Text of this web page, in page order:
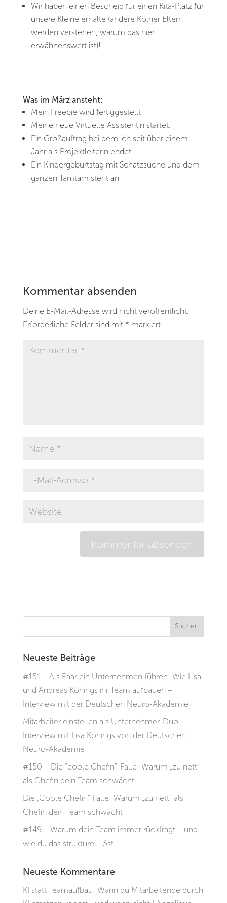
Wir haben einen Bescheid für einen Kita-Platz für
unsere Kleine erhalte (andere Kölner Eltern
werden verstehen, warum das hier
erwähnenswert ist)!
Was im März ansteht:
Mein Freebie wird fertiggestellt!
Meine neue Virtuelle Assistentin startet.
Ein Großauftrag bei dem ich seit über einem
Jahr als Projektleiterin endet.
Ein Kindergeburtstag mit Schatzsuche und dem
ganzen Tamtam steht an
Kommentar absenden
Deine E-Mail-Adresse wird nicht veröffentlicht.
Erforderliche Felder sind mit * markiert
Neueste Beiträge
#151 – Als Paar ein Unternehmen führen: Wie Lisa
und Andreas Könings ihr Team aufbauen –
Interview mit der Deutschen Neuro-Akademie
Mitarbeiter einstellen als Unternehmer-Duo –
Interview mit Lisa Könings von der Deutschen
Neuro-Akademie
#150 – Die “coole Chefin”-Falle: Warum „zu nett“
als Chefin dein Team schwächt
Die „Coole Chefin“ Falle: Warum „zu nett“ als
Chefin dein Team schwächt
#149 – Warum dein Team immer rückfragt – und
wie du das strukturell löst
Neueste Kommentare
KI statt Teamaufbau: Wann du Mitarbeitende durch